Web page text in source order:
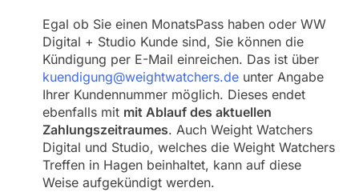
Egal ob Sie einen MonatsPass haben oder WW
Digital + Studio Kunde sind, Sie können die
Kündigung per E-Mail einreichen. Das ist über
kuendigung@weightwatchers.deunter Angabe
Ihrer Kundennummer möglich. Dieses endet
ebenfalls mit mit Ablauf des aktuellen
Zahlungszeitraumes. Auch Weight Watchers
Digital und Studio, welches die Weight Watchers
Treffen in Hagen beinhaltet, kann auf diese
Weise aufgekündigt werden.